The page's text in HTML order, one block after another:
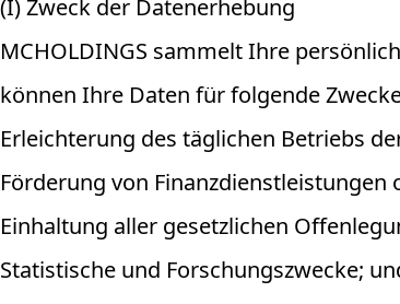
(I) Zweck der Datenerhebung
MCHOLDINGS sammelt Ihre
können Ihre Daten für folgende
Erleichterung des täglichen Betriebs
Förderung von Finanzdienstleistungen
Einhaltung aller gesetzlichen
Statistische und Forschungszwecke;